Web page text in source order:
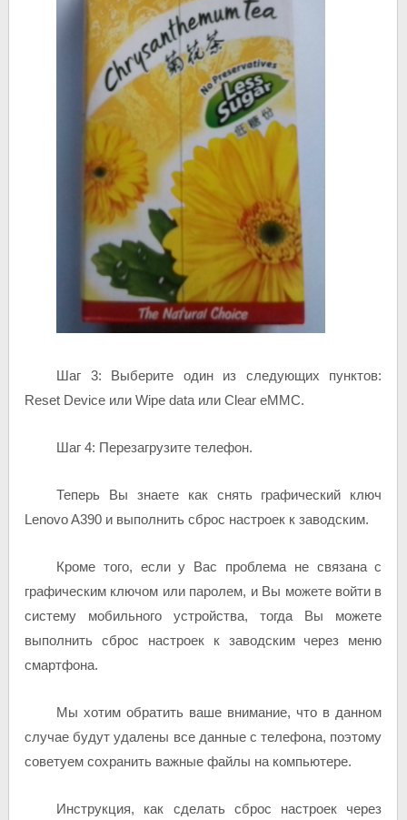
Шаг 3: Выберите один из следующих пунктов:
Reset Device или Wipe data или Clear eMMC.
Шаг 4: Перезагрузите телефон.
Теперь Вы знаете как снять графический ключ
Lenovo A390 и выполнить сброс настроек к заводским.
Кроме того, если у Вас проблема не связана с
графическим ключом или паролем, и Вы можете войти в
систему мобильного устройства, тогда Вы можете
выполнить сброс настроек к заводским через меню
смартфона.
Мы хотим обратить ваше внимание, что в данном
случае будут удалены все данные с телефона, поэтому
советуем сохранить важные файлы на компьютере.
Инструкция, как сделать сброс настроек через